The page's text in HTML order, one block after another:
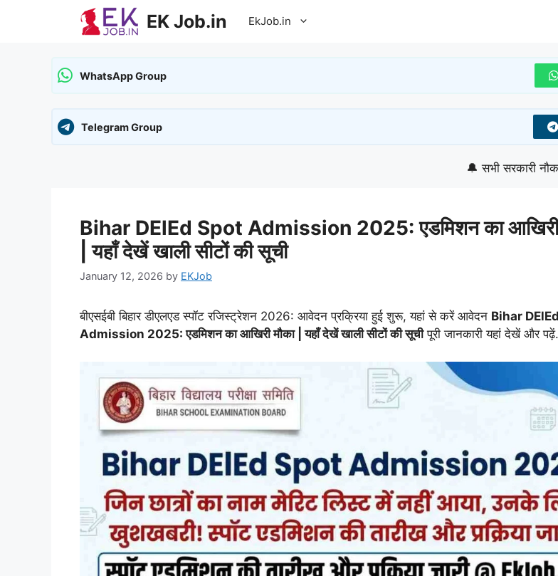
EK Job.in EkJob.in
WhatsApp Group
Telegram Group
🔔 सभी सरकारी
Bihar DElEd Spot Admission 2025: एडमिशन का आखिरी
| यहाँ देखें खाली सीटों की सूची
January 12, 2026 by EKJob
बीएसईबी बिहार डीएलएड स्पॉट रजिस्ट्रेशन 2026: आवेदन प्रक्रिया हुई शुरू, यहां से करें आवेदन Bihar
Admission 2025: एडमिशन का आखिरी मौका | यहाँ देखें खाली सीटों की सूचीपूरी जानकारी यहां देखें और पढ़ें.